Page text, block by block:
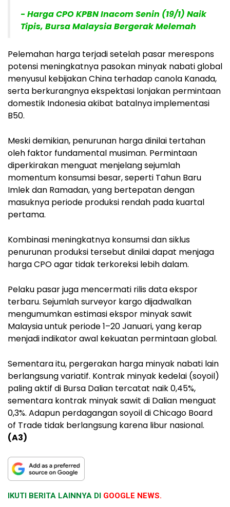
- Harga CPO KPBN Inacom Senin (19/1) Naik
Tipis, Bursa Malaysia Bergerak Melemah
Pelemahan harga terjadi setelah pasar merespons
potensi meningkatnya pasokan minyak nabati global
menyusul kebijakan China terhadap canola Kanada,
serta berkurangnya ekspektasi lonjakan permintaan
domestik Indonesia akibat batalnya implementasi
B50.
Meski demikian, penurunan harga dinilai tertahan
oleh faktor fundamental musiman. Permintaan
diperkirakan menguat menjelang sejumlah
momentum konsumsi besar, seperti Tahun Baru
Imlek dan Ramadan, yang bertepatan dengan
masuknya periode produksi rendah pada kuartal
pertama.
Kombinasi meningkatnya konsumsi dan siklus
penurunan produksi tersebut dinilai dapat menjaga
harga CPO agar tidak terkoreksi lebih dalam.
Pelaku pasar juga mencermati rilis data ekspor
terbaru. Sejumlah surveyor kargo dijadwalkan
mengumumkan estimasi ekspor minyak sawit
Malaysia untuk periode 1–20 Januari, yang kerap
menjadi indikator awal kekuatan permintaan global.
Sementara itu, pergerakan harga minyak nabati lain
berlangsung variatif. Kontrak minyak kedelai (soyoil)
paling aktif di Bursa Dalian tercatat naik 0,45%,
sementara kontrak minyak sawit di Dalian menguat
0,3%. Adapun perdagangan soyoil di Chicago Board
of Trade tidak berlangsung karena libur nasional.
(A3)
IKUTI BERITA LAINNYA DI GOOGLE NEWS.